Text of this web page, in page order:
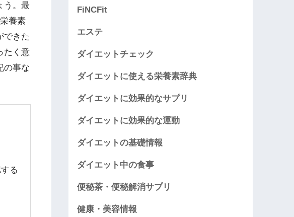
う。最
養素
できた
たく意
の事な
る
FiNCFit
エステ
ダイエットチェック
ダイエットに使える栄養素辞典
ダイエットに効果的なサプリ
ダイエットに効果的な運動
ダイエットの基礎情報
ダイエット中の食事
便秘茶・便秘解消サプリ
健康・美容情報